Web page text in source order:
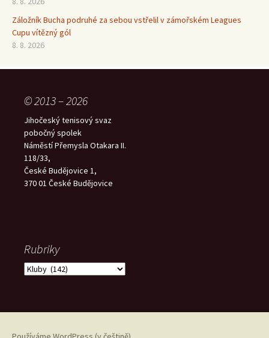
Záložník Bucha podruhé za sebou vstřelil v zámořském Leagues
Cupu vítězný gól
8. 8. 2026
© 2013 – 2026
Jihočeský tenisový svaz
pobočný spolek
Náměstí Přemysla Otakara II.
118/33,
České Budějovice 1,
370 01 České Budějovice
Rubriky
Rubriky